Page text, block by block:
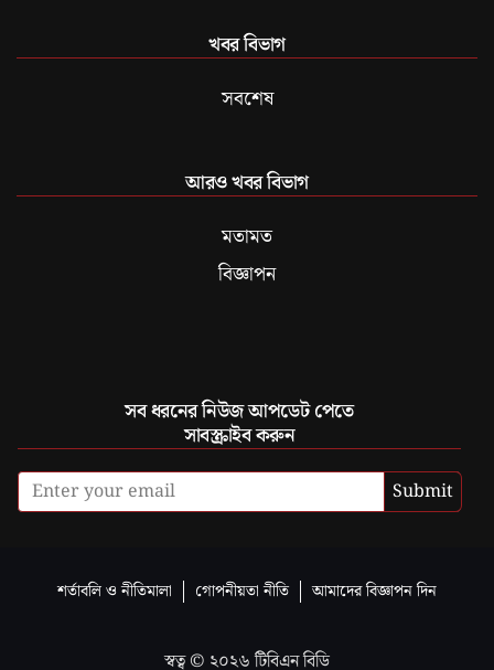
খবর বিভাগ
সবশেষ
আরও খবর বিভাগ
মতামত
বিজ্ঞাপন
সব ধরনের নিউজ আপডেট পেতে
সাবস্ক্রাইব করুন
Submit
শর্তাবলি ও নীতিমালা গোপনীয়তা নীতি আমাদের বিজ্ঞাপন দিন
স্বত্ব © ২০২৬ টিবিএন বিডি